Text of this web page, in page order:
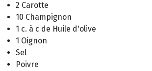
2 Carotte
10 Champignon
1 c. à c de Huile d'olive
1 Oignon
Sel
Poivre